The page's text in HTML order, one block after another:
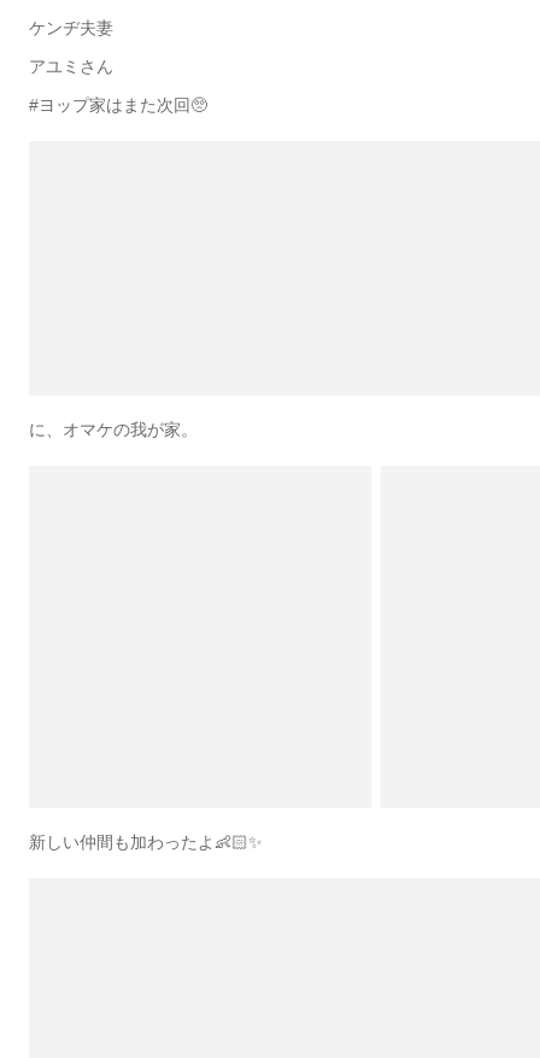
ケンヂ夫妻
アユミさん
#ヨップ家はまた次回🥺
に、オマケの我が家。
新しい仲間も加わったよ👶🏻✨